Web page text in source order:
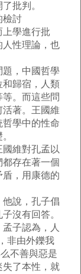
批判。
討
學進行批
人性理論，也
，中國哲學
和歸宿，人類
。而這些問
著。王國維
學中的性命
維對孔孟以
存在著一個
，用康德的
說，孔子倡
沒有回答。
子認為，人
非由外鑠我
不善與惡是
失了本性，就